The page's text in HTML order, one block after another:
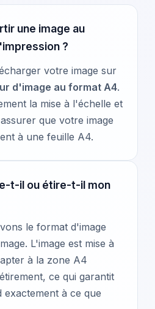
une image au
?
votre image sur
d'image au format A4.
la mise à l'échelle et
que votre image
à une feuille A4.
t-il ou étire-t-il mon
le format d'image
L'image est mise à
à la zone A4
ce qui garantit
à ce que